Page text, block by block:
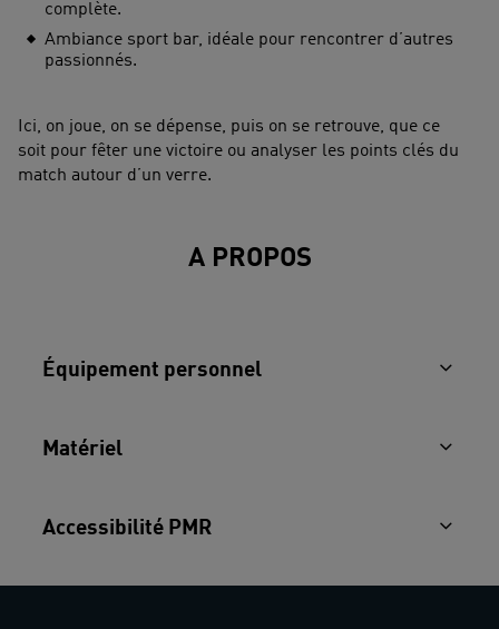
complète.
Ambiance sport bar, idéale pour rencontrer d’autres
passionnés.
Ici, on joue, on se dépense, puis on se retrouve, que ce
soit pour fêter une victoire ou analyser les points clés du
match autour d’un verre.
A PROPOS
Équipement personnel
Matériel
Accessibilité PMR